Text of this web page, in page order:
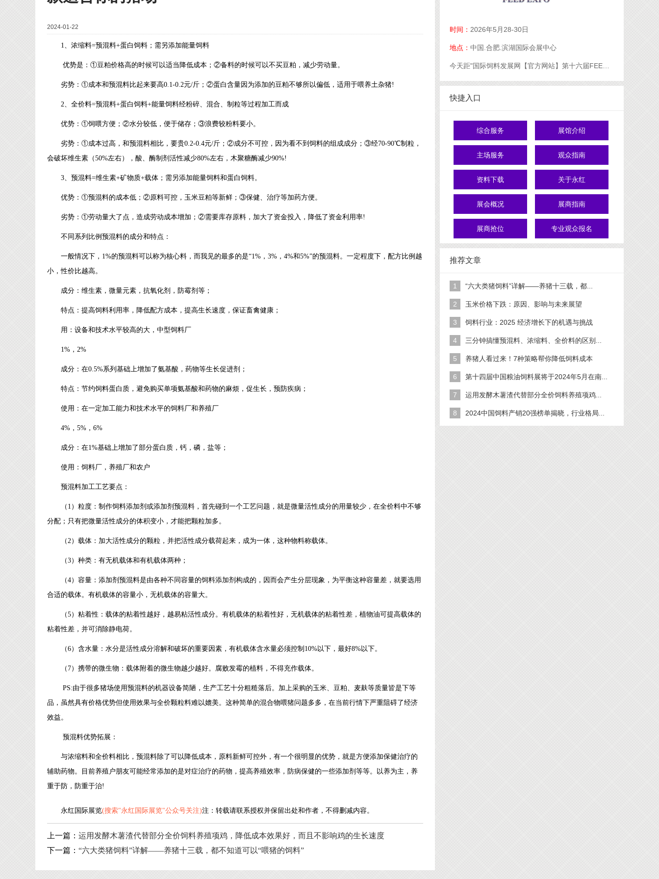
2024-01-22
1、浓缩料=预混料+蛋白饲料；需另添加能量饲料
优势是：①豆粕价格高的时候可以适当降低成本；②备料的时候可以不买豆粕，减少劳动量。
劣势：①成本和预混料比起来要高0.1-0.2元/斤；②蛋白含量因为添加的豆粕不够所以偏低，适用于喂养土杂猪!
2、全价料=预混料+蛋白饲料+能量饲料经粉碎、混合、制粒等过程加工而成
优势：①饲喂方便；②水分较低，便于储存；③浪费较粉料要小。
劣势：①成本过高，和预混料相比，要贵0.2-0.4元/斤；②成分不可控，因为看不到饲料的组成成分；③经70-90℃制粒，
会破坏维生素（50%左右），酸、酶制剂活性减少80%左右，木聚糖酶减少90%!
3、预混料=维生素+矿物质+载体；需另添加能量饲料和蛋白饲料。
优势：①预混料的成本低；②原料可控，玉米豆粕等新鲜；③保健、治疗等加药方便。
劣势：①劳动量大了点，造成劳动成本增加；②需要库存原料，加大了资金投入，降低了资金利用率!
不同系列比例预混料的成分和特点：
一般情况下，1%的预混料可以称为核心料，而我见的最多的是“1%，3%，4%和5%”的预混料。一定程度下，配方比例越
小，性价比越高。
成分：维生素，微量元素，抗氧化剂，防霉剂等；
特点：提高饲料利用率，降低配方成本，提高生长速度，保证畜禽健康；
用：设备和技术水平较高的大，中型饲料厂
1%，2%
成分：在0.5%系列基础上增加了氨基酸，药物等生长促进剂；
特点：节约饲料蛋白质，避免购买单项氨基酸和药物的麻烦，促生长，预防疾病；
使用：在一定加工能力和技术水平的饲料厂和养殖厂
4%，5%，6%
成分：在1%基础上增加了部分蛋白质，钙，磷，盐等；
使用：饲料厂，养殖厂和农户
预混料加工工艺要点：
（1）粒度：制作饲料添加剂或添加剂预混料，首先碰到一个工艺问题，就是微量活性成分的用量较少，在全价料中不够
分配；只有把微量活性成分的体积变小，才能把颗粒加多。
（2）载体：加大活性成分的颗粒，并把活性成分载荷起来，成为一体，这种物料称载体。
（3）种类：有无机载体和有机载体两种；
（4）容量：添加剂预混料是由各种不同容量的饲料添加剂构成的，因而会产生分层现象，为平衡这种容量差，就要选用
合适的载体。有机载体的容量小，无机载体的容量大。
（5）粘着性：载体的粘着性越好，越易粘活性成分。有机载体的粘着性好，无机载体的粘着性差，植物油可提高载体的
粘着性差，并可消除静电荷。
（6）含水量：水分是活性成分溶解和破坏的重要因素，有机载体含水量必须控制10%以下，最好8%以下。
（7）携带的微生物：载体附着的微生物越少越好。腐败发霉的植料，不得充作载体。
PS:由于很多猪场使用预混料的机器设备简陋，生产工艺十分粗糙落后。加上采购的玉米、豆粕、麦麸等质量皆是下等
品，虽然具有价格优势但使用效果与全价颗粒料难以媲美。这种简单的混合物喂猪问题多多，在当前行情下严重阻碍了经济
效益。
预混料优势拓展：
与浓缩料和全价料相比，预混料除了可以降低成本，原料新鲜可控外，有一个很明显的优势，就是方便添加保健治疗的
辅助药物。目前养殖户朋友可能经常添加的是对症治疗的药物，提高养殖效率，防病保健的一些添加剂等等。以养为主，养
重于防，防重于治!
永红国际展览(搜索"永红国际展览"公众号关注)注：转载请联系授权并保留出处和作者，不得删减内容。
上一篇：运用发酵木薯渣代替部分全价饲料养殖项鸡，降低成本效果好，而且不影响鸡的生长速度
下一篇：“六大类猪饲料”详解——养猪十三载，都不知道可以“喂猪的饲料”
时间： 2026年5月28-30日
地点： 中国.合肥.滨湖国际会展中心
快捷入口
综合服务 展馆介绍
主场服务 观众指南
资料下载 关于永红
展会概况 展商指南
展商抢位 专业观众报名
推荐文章
1 “六大类猪饲料”详解——养猪十三载，都...
2 玉米价格下跌：原因、影响与未来展望
3 饲料行业：2025 经济增长下的机遇与挑战
4 三分钟搞懂预混料、浓缩料、全价料的区别...
5 养猪人看过来！7种策略帮你降低饲料成本
6 第十四届中国粮油饲料展将于2024年5月在南...
7 运用发酵木薯渣代替部分全价饲料养殖项鸡...
8 2024中国饲料产销20强榜单揭晓，行业格局...